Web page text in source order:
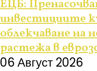
ЕЦБ:
инвестициите
облекчаване на
растежа в
06 Август 2026